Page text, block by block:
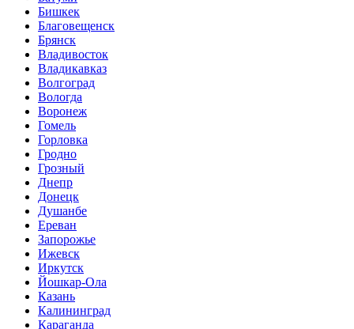
Бишкек
Благовещенск
Брянск
Владивосток
Владикавказ
Волгоград
Вологда
Воронеж
Гомель
Горловка
Гродно
Грозный
Днепр
Донецк
Душанбе
Ереван
Запорожье
Ижевск
Иркутск
Йошкар-Ола
Казань
Калининград
Караганда